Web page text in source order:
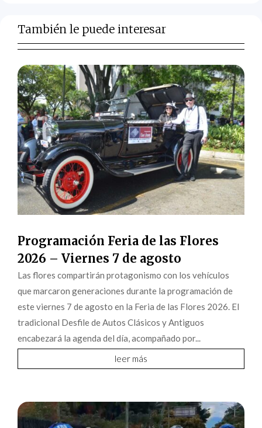
También le puede interesar
Programación Feria de las Flores
2026 – Viernes 7 de agosto
Las flores compartirán protagonismo con los vehículos
que marcaron generaciones durante la programación de
este viernes 7 de agosto en la Feria de las Flores 2026. El
tradicional Desfile de Autos Clásicos y Antiguos
encabezará la agenda del día, acompañado por...
leer más